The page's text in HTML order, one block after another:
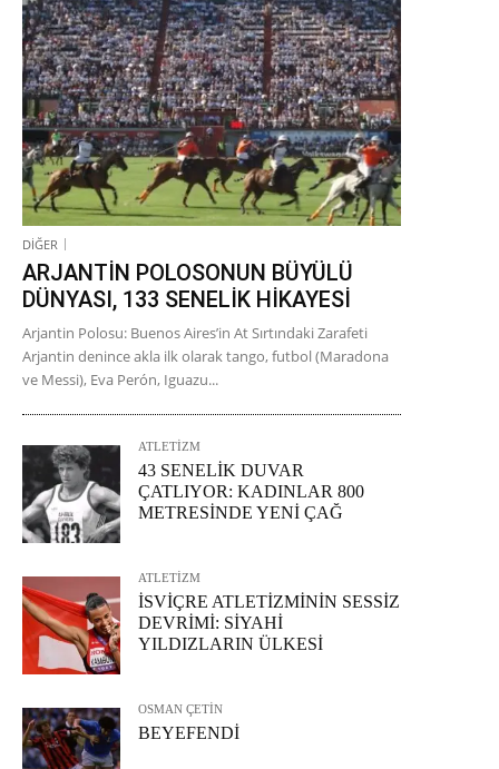
DİĞER
ARJANTİN POLOSONUN BÜYÜLÜ
DÜNYASI, 133 SENELİK HİKAYESİ
Arjantin Polosu: Buenos Aires’in At Sırtındaki Zarafeti
Arjantin denince akla ilk olarak tango, futbol (Maradona
ve Messi), Eva Perón, Iguazu...
ATLETİZM
43 SENELİK DUVAR
ÇATLIYOR: KADINLAR 800
METRESİNDE YENİ ÇAĞ
ATLETİZM
İSVİÇRE ATLETİZMİNİN SESSİZ
DEVRİMİ: SİYAHİ
YILDIZLARIN ÜLKESİ
OSMAN ÇETİN
BEYEFENDİ